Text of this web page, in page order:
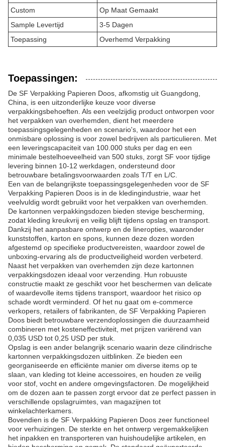
Custom
Op Maat Gemaakt
Sample Levertijd
3-5 Dagen
Toepassing
Overhemd Verpakking
Toepassingen:
De SF Verpakking Papieren Doos, afkomstig uit Guangdong,
China, is een uitzonderlijke keuze voor diverse
verpakkingsbehoeften. Als een veelzijdig product ontworpen voor
het verpakken van overhemden, dient het meerdere
toepassingsgelegenheden en scenario's, waardoor het een
onmisbare oplossing is voor zowel bedrijven als particulieren. Met
een leveringscapaciteit van 100.000 stuks per dag en een
minimale bestelhoeveelheid van 500 stuks, zorgt SF voor tijdige
levering binnen 10-12 werkdagen, ondersteund door
betrouwbare betalingsvoorwaarden zoals T/T en L/C.
Een van de belangrijkste toepassingsgelegenheden voor de SF
Verpakking Papieren Doos is in de kledingindustrie, waar het
veelvuldig wordt gebruikt voor het verpakken van overhemden.
De kartonnen verpakkingsdozen bieden stevige bescherming,
zodat kleding kreukvrij en veilig blijft tijdens opslag en transport.
Dankzij het aanpasbare ontwerp en de lineropties, waaronder
kunststoffen, karton en spons, kunnen deze dozen worden
afgestemd op specifieke productvereisten, waardoor zowel de
unboxing-ervaring als de productveiligheid worden verbeterd.
Naast het verpakken van overhemden zijn deze kartonnen
verpakkingsdozen ideaal voor verzending. Hun robuuste
constructie maakt ze geschikt voor het beschermen van delicate
of waardevolle items tijdens transport, waardoor het risico op
schade wordt verminderd. Of het nu gaat om e-commerce
verkopers, retailers of fabrikanten, de SF Verpakking Papieren
Doos biedt betrouwbare verzendoplossingen die duurzaamheid
combineren met kosteneffectiviteit, met prijzen variërend van
0,035 USD tot 0,25 USD per stuk.
Opslag is een ander belangrijk scenario waarin deze cilindrische
kartonnen verpakkingsdozen uitblinken. Ze bieden een
georganiseerde en efficiënte manier om diverse items op te
slaan, van kleding tot kleine accessoires, en houden ze veilig
voor stof, vocht en andere omgevingsfactoren. De mogelijkheid
om de dozen aan te passen zorgt ervoor dat ze perfect passen in
verschillende opslagruimtes, van magazijnen tot
winkelachterkamers.
Bovendien is de SF Verpakking Papieren Doos zeer functioneel
voor verhuizingen. De sterkte en het ontwerp vergemakkelijken
het inpakken en transporteren van huishoudelijke artikelen, en